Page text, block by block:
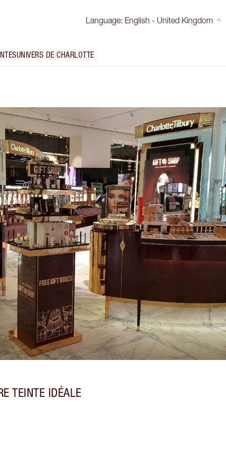
Language: English - United Kingdom
UNIVERS DE CHARLOTTE
TEINTE IDÉALE